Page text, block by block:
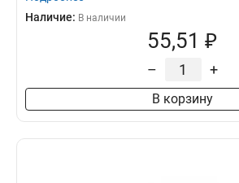
Наличие: В наличии
55,51 ₽
– +
В корзину